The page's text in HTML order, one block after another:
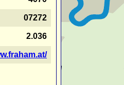
07272
2.036